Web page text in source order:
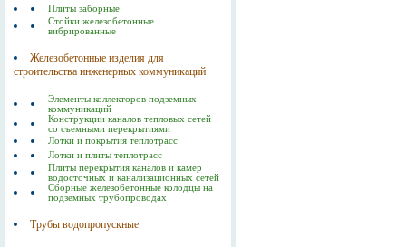
Плиты заборные
Стойки железобетонные
вибрированные
Железобетонные изделия для
строительства инженерных коммуникаций
Элементы коллекторов подземных
коммуникаций
Конструкции каналов тепловых сетей
со съемными перекрытиями
Лотки и покрытия теплотрасс
Лотки и плиты теплотрасс
Плиты перекрытия каналов и камер
водосточных и канализационных сетей
Сборные железобетонные колодцы на
подземных трубопроводах
Трубы водопропускные